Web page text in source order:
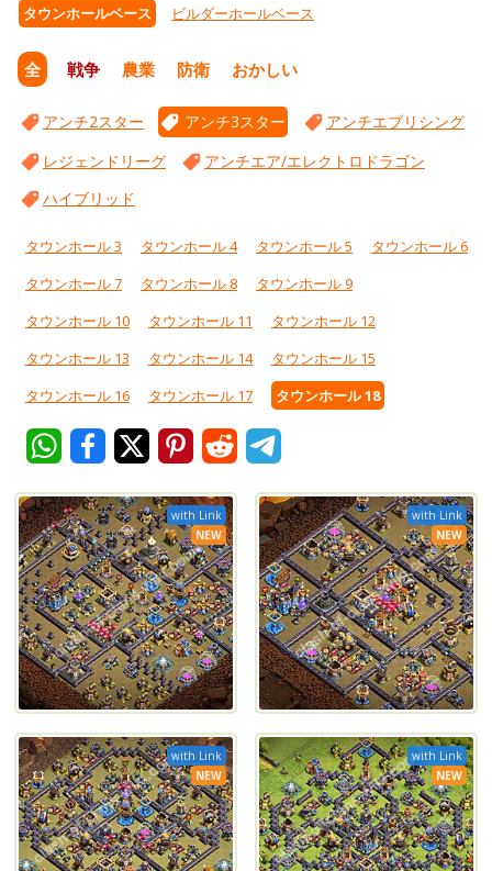
タウンホールベース ビルダーホールベース
全 戦争 農業 防衛 おかしい
アンチ2スター アンチ3スター
アンチエブリシング
レジェンドリーグ
アンチエア/エレクトロドラゴン
ハイブリッド
タウンホール 3 タウンホール 4 タウンホール 5
タウンホール 6
タウンホール 7
タウンホール 8
タウンホール 9
タウンホール 10
タウンホール 11
タウンホール 12
タウンホール 13
タウンホール 14
タウンホール 15
タウンホール 16
タウンホール 17 タウンホール 18
with Link
NEW
with Link
NEW
with Link
NEW
with Link
NEW